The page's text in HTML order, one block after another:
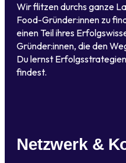
Wir flitzen durchs ganze
Food-Gründer:innen zu
einen Teil ihres
Gründer:innen, die den
Du lernst
findest.
Netzwerk &